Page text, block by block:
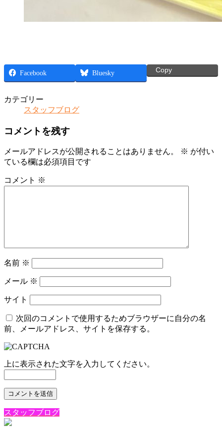
Facebook Bluesky Copy
カテゴリー
スタッフブログ
コメントを残す
メールアドレスが公開されることはありません。 ※ が付い
ている欄は必須項目です
コメント ※
名前 ※
メール ※
サイト
次回のコメントで使用するためブラウザーに自分の名
前、メールアドレス、サイトを保存する。
上に表示された文字を入力してください。
スタッフブログ